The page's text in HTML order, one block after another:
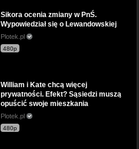
Sikora ocenia zmiany w PnŚ.
Wypowiedział się o Lewandowskiej
Plotek.pl
480p
William i Kate chcą więcej
prywatności. Efekt? Sąsiedzi muszą
opuścić swoje mieszkania
Plotek.pl
480p